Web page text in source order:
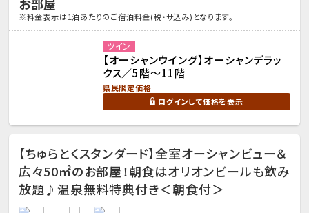
※料金表示は1泊あたりのご宿泊料金(税・サ込み)となります。
ツイン
【オーシャンウイング】オーシャンデラッ
クス／5階～11階
県民限定価格
ログインして価格を表示
【ちゅらとくスタンダード】全室オーシャンビュー＆
広々50㎡のお部屋！朝食はオリオンビールも飲み
放題♪温泉無料特典付き＜朝食付＞